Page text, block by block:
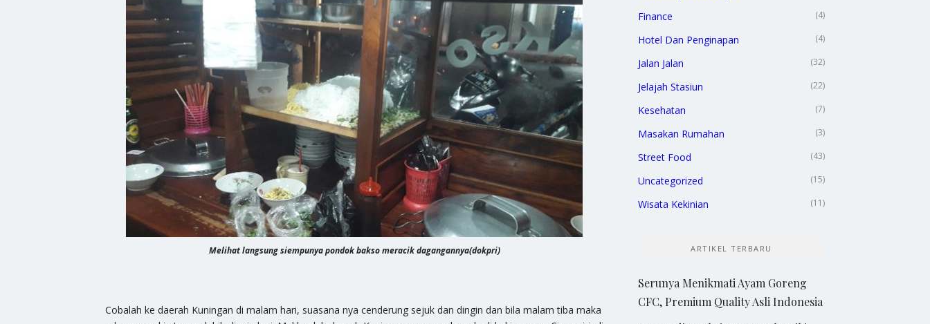
Melihat langsung siempunya pondok bakso meracik dagangannya(dokpri)
Cobalah ke daerah Kuningan di malam hari, suasana nya cenderung sejuk dan dingin dan bila malam tiba maka
Finance (4)
Hotel Dan Penginapan (4)
Jalan Jalan (32)
Jelajah Stasiun (22)
Kesehatan (7)
Masakan Rumahan (3)
Street Food (43)
Uncategorized (15)
Wisata Kekinian (11)
ARTIKEL TERBARU
Serunya Menikmati Ayam Goreng
CFC, Premium Quality Asli Indonesia